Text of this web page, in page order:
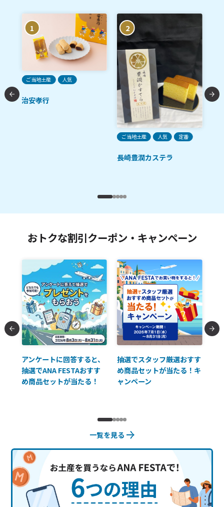
1
ご当地土産 人気
治安孝行
2
ご当地土産 人気 定番
長崎豊潤カステラ
おトクな割引クーポン・キャンペーン
アンケートに回答すると、
抽選でANA FESTAおすす
め商品セットが当たる！
抽選でスタッフ厳選おすす
め商品セットが当たる！キ
ャンペーン
一覧を見る